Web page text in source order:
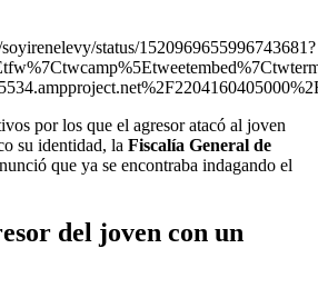
status/1520969655996743681?
por los que el agresor atacó al joven
su identidad, la Fiscalía General de
que ya se encontraba indagando el
del joven con un